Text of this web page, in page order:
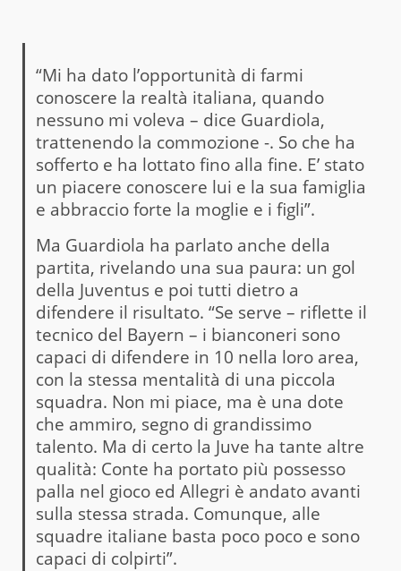
“Mi ha dato l’opportunità di farmi
conoscere la realtà italiana, quando
nessuno mi voleva – dice Guardiola,
trattenendo la commozione -. So che ha
sofferto e ha lottato fino alla fine. E’ stato
un piacere conoscere lui e la sua famiglia
e abbraccio forte la moglie e i figli”.
Ma Guardiola ha parlato anche della
partita, rivelando una sua paura: un gol
della Juventus e poi tutti dietro a
difendere il risultato. “Se serve – riflette il
tecnico del Bayern – i bianconeri sono
capaci di difendere in 10 nella loro area,
con la stessa mentalità di una piccola
squadra. Non mi piace, ma è una dote
che ammiro, segno di grandissimo
talento. Ma di certo la Juve ha tante altre
qualità: Conte ha portato più possesso
palla nel gioco ed Allegri è andato avanti
sulla stessa strada. Comunque, alle
squadre italiane basta poco poco e sono
capaci di colpirti”.